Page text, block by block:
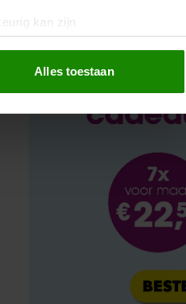
kan zijn
media te bieden en om ons
informatie die u aan ze heeft
met onze cookies als u
Alles toestaan